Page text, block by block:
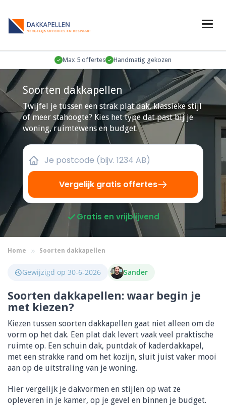
Max 5 offertes Handmatig gekozen
Soorten dakkapellen
Twijfel je tussen een strak plat dak, klassieke stijl
of meer stahoogte? Kies het type dat past bij je
woning, ruimtewens en budget.
Vergelijk gratis offertes
Gratis en vrijblijvend
Home Soorten dakkapellen
Gewijzigd op 30-6-2026 Sander
Soorten dakkapellen: waar begin je
met kiezen?
Kiezen tussen soorten dakkapellen gaat niet alleen om de
vorm op het dak. Een plat dak levert vaak veel praktische
ruimte op. Een schuin dak, puntdak of kaderdakkapel,
met een strakke rand om het kozijn, sluit juist vaker mooi
aan op de uitstraling van je woning.
Hier vergelijk je dakvormen en stijlen op wat ze
opleveren in je kamer, op je gevel en binnen je budget.